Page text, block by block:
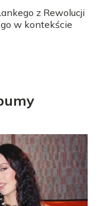
z Rewolucji
w kontekście